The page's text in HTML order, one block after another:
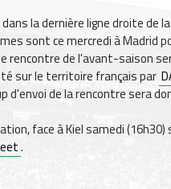
la dernière ligne droite de
sont ce mercredi à Madrid
rencontre de l'avant-saison
sur le territoire français par
d'envoi de la rencontre sera
face à Kiel samedi (16h30)
.